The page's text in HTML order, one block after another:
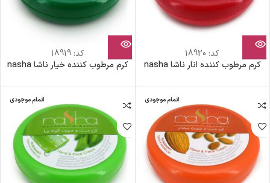
کد: 18920
کرم مرطوب کننده انار ناشا nasha
کد:18919
کرم مرطوب کننده خیار ناشا nasha
اتمام موجودی اتمام موجودی